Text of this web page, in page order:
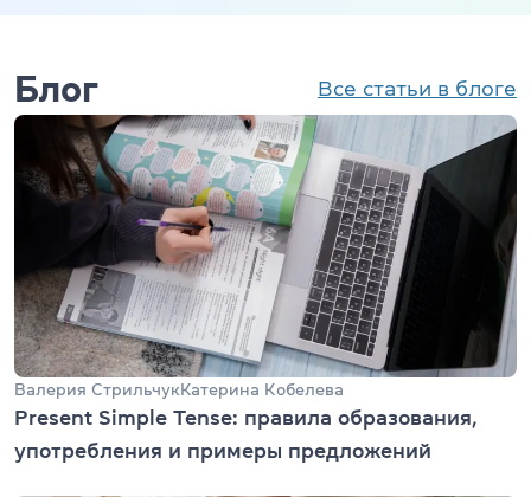
Блог Все статьи в блоге
Валерия Стрильчук Катерина Кобелева
Present Simple Tense: правила образования,
употребления и примеры предложений